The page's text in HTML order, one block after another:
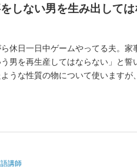
しない男を生み出して
休日一日中ゲームやってる夫。家
男を再生産してはならない」と誓
ような性質の物について使います
講師